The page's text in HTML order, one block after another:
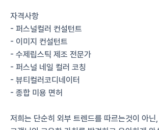
자격사항
- 퍼스널컬러 컨설턴트
- 이미지 컨설턴트
- 수제립스틱 제조 전문가
- 퍼스널 네일 컬러 코칭
- 뷰티컬러코디네이터
- 종합 미용 면허
저희는 단순히 외부 트렌드를 따르는것이 아닌,